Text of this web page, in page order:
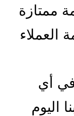
ممتازة
العملاء
أي
اليوم